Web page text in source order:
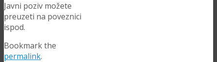
Javni poziv možete
preuzeti na poveznici
ispod.
Bookmark the
permalink.